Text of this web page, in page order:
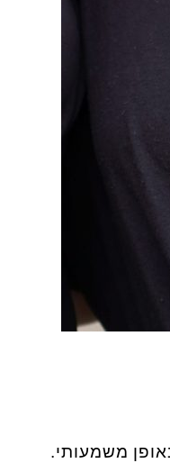
משמעותי.